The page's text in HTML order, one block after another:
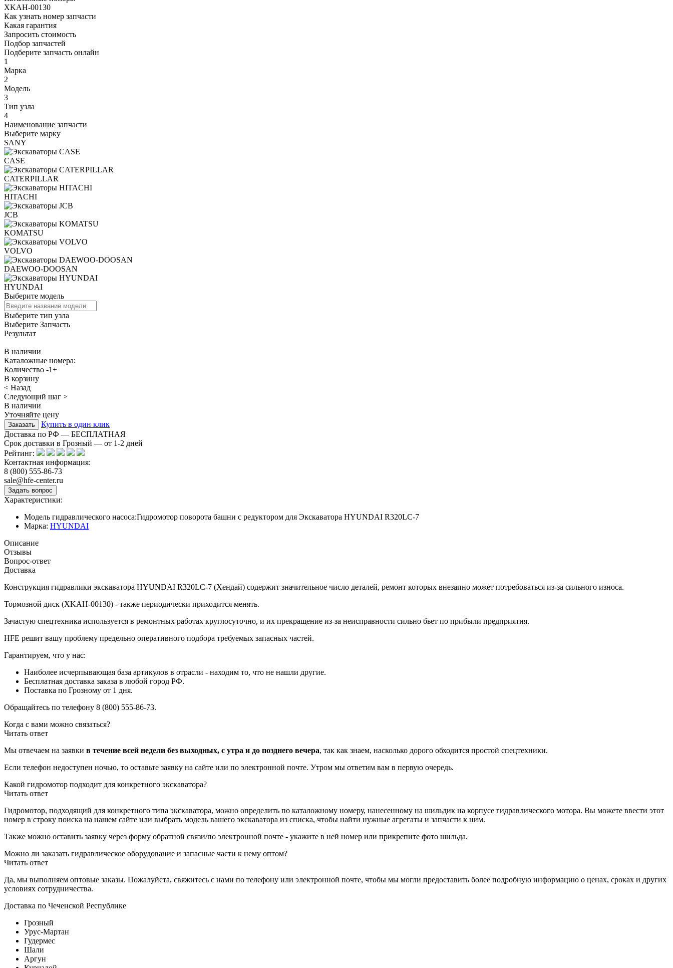
XKAH-00130
Как узнать номер запчасти
Какая гарантия
Запросить стоимость
Подбор запчастей
Подберите запчасть онлайн
1
Марка
2
Модель
3
Тип узла
4
Наименование запчасти
Выберите марку
SANY
CASE
CATERPILLAR
HITACHI
JCB
KOMATSU
VOLVO
DAEWOO-DOOSAN
HYUNDAI
Выберите модель
Выберите тип узла
Выберите Запчасть
Результат
В наличии
Каталожные номера:
Количество -1+
В корзину
< Назад
Следующий шаг >
В наличии
Уточняйте цену
Купить в один клик
Доставка по РФ — БЕСПЛАТНАЯ
Срок доставки в Грозный — от 1-2 дней
Рейтинг:
Контактная информация:
8 (800) 555-86-73
sale@hfe-center.ru
Характеристики:
Модель гидравлического насоса:Гидромотор поворота башни с редуктором для Экскаватора HYUNDAI R320LC-7
Марка: HYUNDAI
Описание
Отзывы
Вопрос-ответ
Доставка
Конструкция гидравлики экскаватора HYUNDAI R320LC-7 (Хендай) содержит значительное число деталей, ремонт которых внезапно может потребоваться из-за сильного износа.
Тормозной диск (XKAH-00130) - также периодически приходится менять.
Зачастую спецтехника используется в ремонтных работах круглосуточно, и их прекращение из-за неисправности сильно бьет по прибыли предприятия.
HFE решит вашу проблему предельно оперативного подбора требуемых запасных частей.
Гарантируем, что у нас:
Наиболее исчерпывающая база артикулов в отрасли - находим то, что не нашли другие.
Бесплатная доставка заказа в любой город РФ.
Поставка по Грозному от 1 дня.
Обращайтесь по телефону 8 (800) 555-86-73.
Когда с вами можно связаться?
Читать ответ
Мы отвечаем на заявки в течение всей недели без выходных, с утра и до позднего вечера, так как знаем, насколько дорого обходится простой спецтехники.
Если телефон недоступен ночью, то оставьте заявку на сайте или по электронной почте. Утром мы ответим вам в первую очередь.
Какой гидромотор подходит для конкретного экскаватора?
Читать ответ
Гидромотор, подходящий для конкретного типа экскаватора, можно определить по каталожному номеру, нанесенному на шильдик на корпусе гидравлического мотора. Вы можете ввести этот
номер в строку поиска на нашем сайте или выбрать модель вашего экскаватора из списка, чтобы найти нужные агрегаты и запчасти к ним.
Также можно оставить заявку через форму обратной связи/по электронной почте - укажите в ней номер или прикрепите фото шильда.
Можно ли заказать гидравлическое оборудование и запасные части к нему оптом?
Читать ответ
Да, мы выполняем оптовые заказы. Пожалуйста, свяжитесь с нами по телефону или электронной почте, чтобы мы могли предоставить более подробную информацию о ценах, сроках и других
условиях сотрудничества.
Доставка по Чеченской Республике
Грозный
Урус-Мартан
Гудермес
Шали
Аргун